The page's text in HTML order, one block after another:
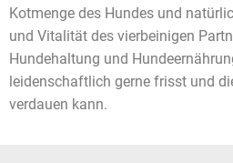
Kotmenge des Hundes und
und Vitalität des vierbeinigen
Hundehaltung und
leidenschaftlich gerne frisst und
verdauen kann.